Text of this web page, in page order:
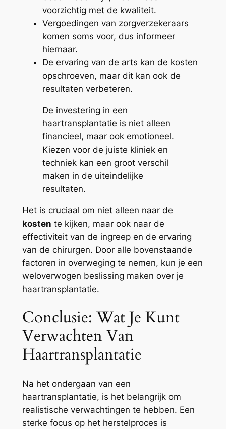
voorzichtig met de kwaliteit.
Vergoedingen van zorgverzekeraars
komen soms voor, dus informeer
hiernaar.
De ervaring van de arts kan de kosten
opschroeven, maar dit kan ook de
resultaten verbeteren.
De investering in een
haartransplantatie is niet alleen
financieel, maar ook emotioneel.
Kiezen voor de juiste kliniek en
techniek kan een groot verschil
maken in de uiteindelijke
resultaten.
Het is cruciaal om niet alleen naar de
kosten te kijken, maar ook naar de
effectiviteit van de ingreep en de ervaring
van de chirurgen. Door alle bovenstaande
factoren in overweging te nemen, kun je een
weloverwogen beslissing maken over je
haartransplantatie.
Conclusie: Wat Je Kunt
Verwachten Van
Haartransplantatie
Na het ondergaan van een
haartransplantatie, is het belangrijk om
realistische verwachtingen te hebben. Een
sterke focus op het herstelproces is